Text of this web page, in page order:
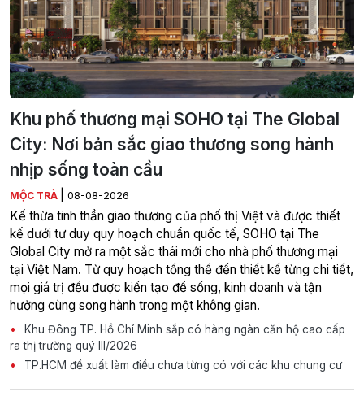
Khu phố thương mại SOHO tại The Global
City: Nơi bản sắc giao thương song hành
nhịp sống toàn cầu
MỘC TRÀ 08-08-2026
Kế thừa tinh thần giao thương của phố thị Việt và được thiết
kế dưới tư duy quy hoạch chuẩn quốc tế, SOHO tại The
Global City mở ra một sắc thái mới cho nhà phố thương mại
tại Việt Nam. Từ quy hoạch tổng thể đến thiết kế từng chi tiết,
mọi giá trị đều được kiến tạo để sống, kinh doanh và tận
hưởng cùng song hành trong một không gian.
Khu Đông TP. Hồ Chí Minh sắp có hàng ngàn căn hộ cao cấp
ra thị trường quý III/2026
TP.HCM đề xuất làm điều chưa từng có với các khu chung cư